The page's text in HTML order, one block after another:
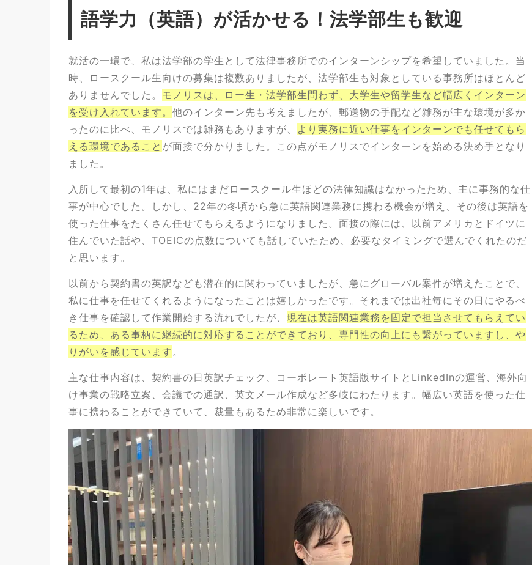
語学力（英語）が活かせる！法学部生も歓迎
就活の一環で、私は法学部の学生として法律事務所でのインターンシップを希望していました。​当
時​、ロースクール生向けの募集は複数ありましたが、法学部生も対象としている事務所はほとんど
ありませんでした。 モノリスは、ロー生・法学部生問わず、大学生や留学生など幅広くインターン
を受け入れています。 他のインターン先も考えましたが、郵送物の手配など雑務が主な環境が多か
ったのに比べ、モノリスでは雑務もありますが、 より実務に近い仕事をインターンでも任せてもら
える環境であること が面接で分かりました。この点がモノリスでインターンを始める決め手となり
ました。
入所して最初の1年は、私にはまだロースクール生ほどの法律知識はなかったため、主に事務的な仕
事が中心でした。しかし、22年の冬頃から急に英語関連業務に携わる機会が増え、その後は英語を
使った仕事をたくさん任せてもらえるようになりました。面接の際には、以前アメリカとドイツに
住んでいた話や、TOEICの点数についても話していたため、必要なタイミングで選んでくれたのだ
と思います。
以前から契約書の英訳なども潜在的に関わっていましたが、急にグローバル案件が増えたことで、
私に仕事を任せてくれるようになったことは嬉しかったです。それまでは出社毎にその日にやるべ
き仕事を確認して作業開始する流れでしたが、 現在は英語関連業務を固定で担当させてもらえてい
るため、ある事柄に継続的に対応することができており、専門性の向上にも繋がっていますし、や
りがいを感じています。
主な仕事内容は、契約書の日英訳チェック、コーポレート英語版サイトとLinkedInの運営、海外向
け事業の戦略立案、会議での通訳、英文メール作成など多岐にわたります。幅広い英語を使った仕
事に携わることができていて、裁量もあるため非常に楽しいです。